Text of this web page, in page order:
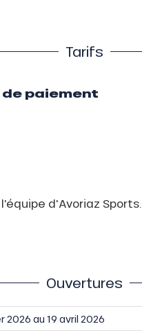
Tarifs
de paiement
d'Avoriaz Sports.
Ouvertures